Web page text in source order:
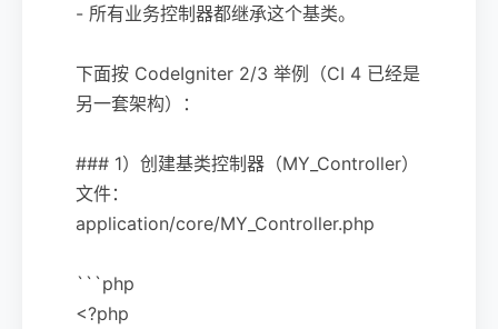
- 所有业务控制器都继承这个基类。
下面按 CodeIgniter 2/3 举例（CI 4 已经是
另一套架构）：
### 1）创建基类控制器（MY_Controller）
文件：
application/core/MY_Controller.php
```php
<?php